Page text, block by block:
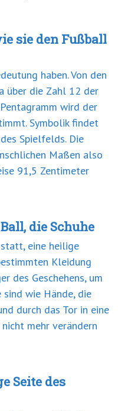
sie den Fußball
haben. Von den
über die Zahl 12 der
wird der
Symbolik findet
Spielfelds. Die
Maßen also
91,5 Zentimeter
die Schuhe
eine heilige
Kleidung
des Geschehens, um
sind wie Hände, die
durch das Tor in eine
mehr verändern
Seite des